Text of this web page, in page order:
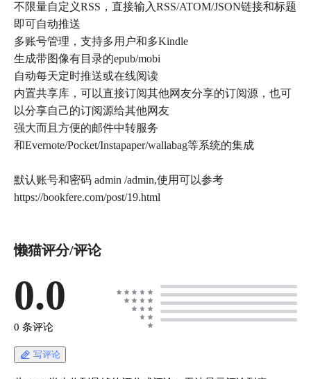
不限量自定义RSS，直接输入RSS/ATOM/JSON链接和标题
即可自动推送
多账号管理，支持多用户和多Kindle
生成带图像有目录的epub/mobi
自动每天定时推送或在线阅读
内置共享库，可以直接订阅其他网友分享的订阅源，也可
以分享自己的订阅源给其他网友
强大而且方便的邮件中转服务
和Evernote/Pocket/Instapaper/wallabag等系统的集成
默认账号和密码 admin /admin,使用可以参考
https://bookfere.com/post/19.html
懒猫评分/评论
0.0
0 条评论
写评论